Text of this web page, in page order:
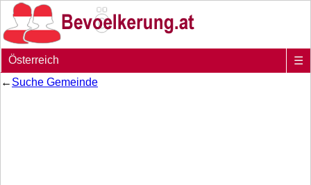
Österreich
☰
← Suche Gemeinde